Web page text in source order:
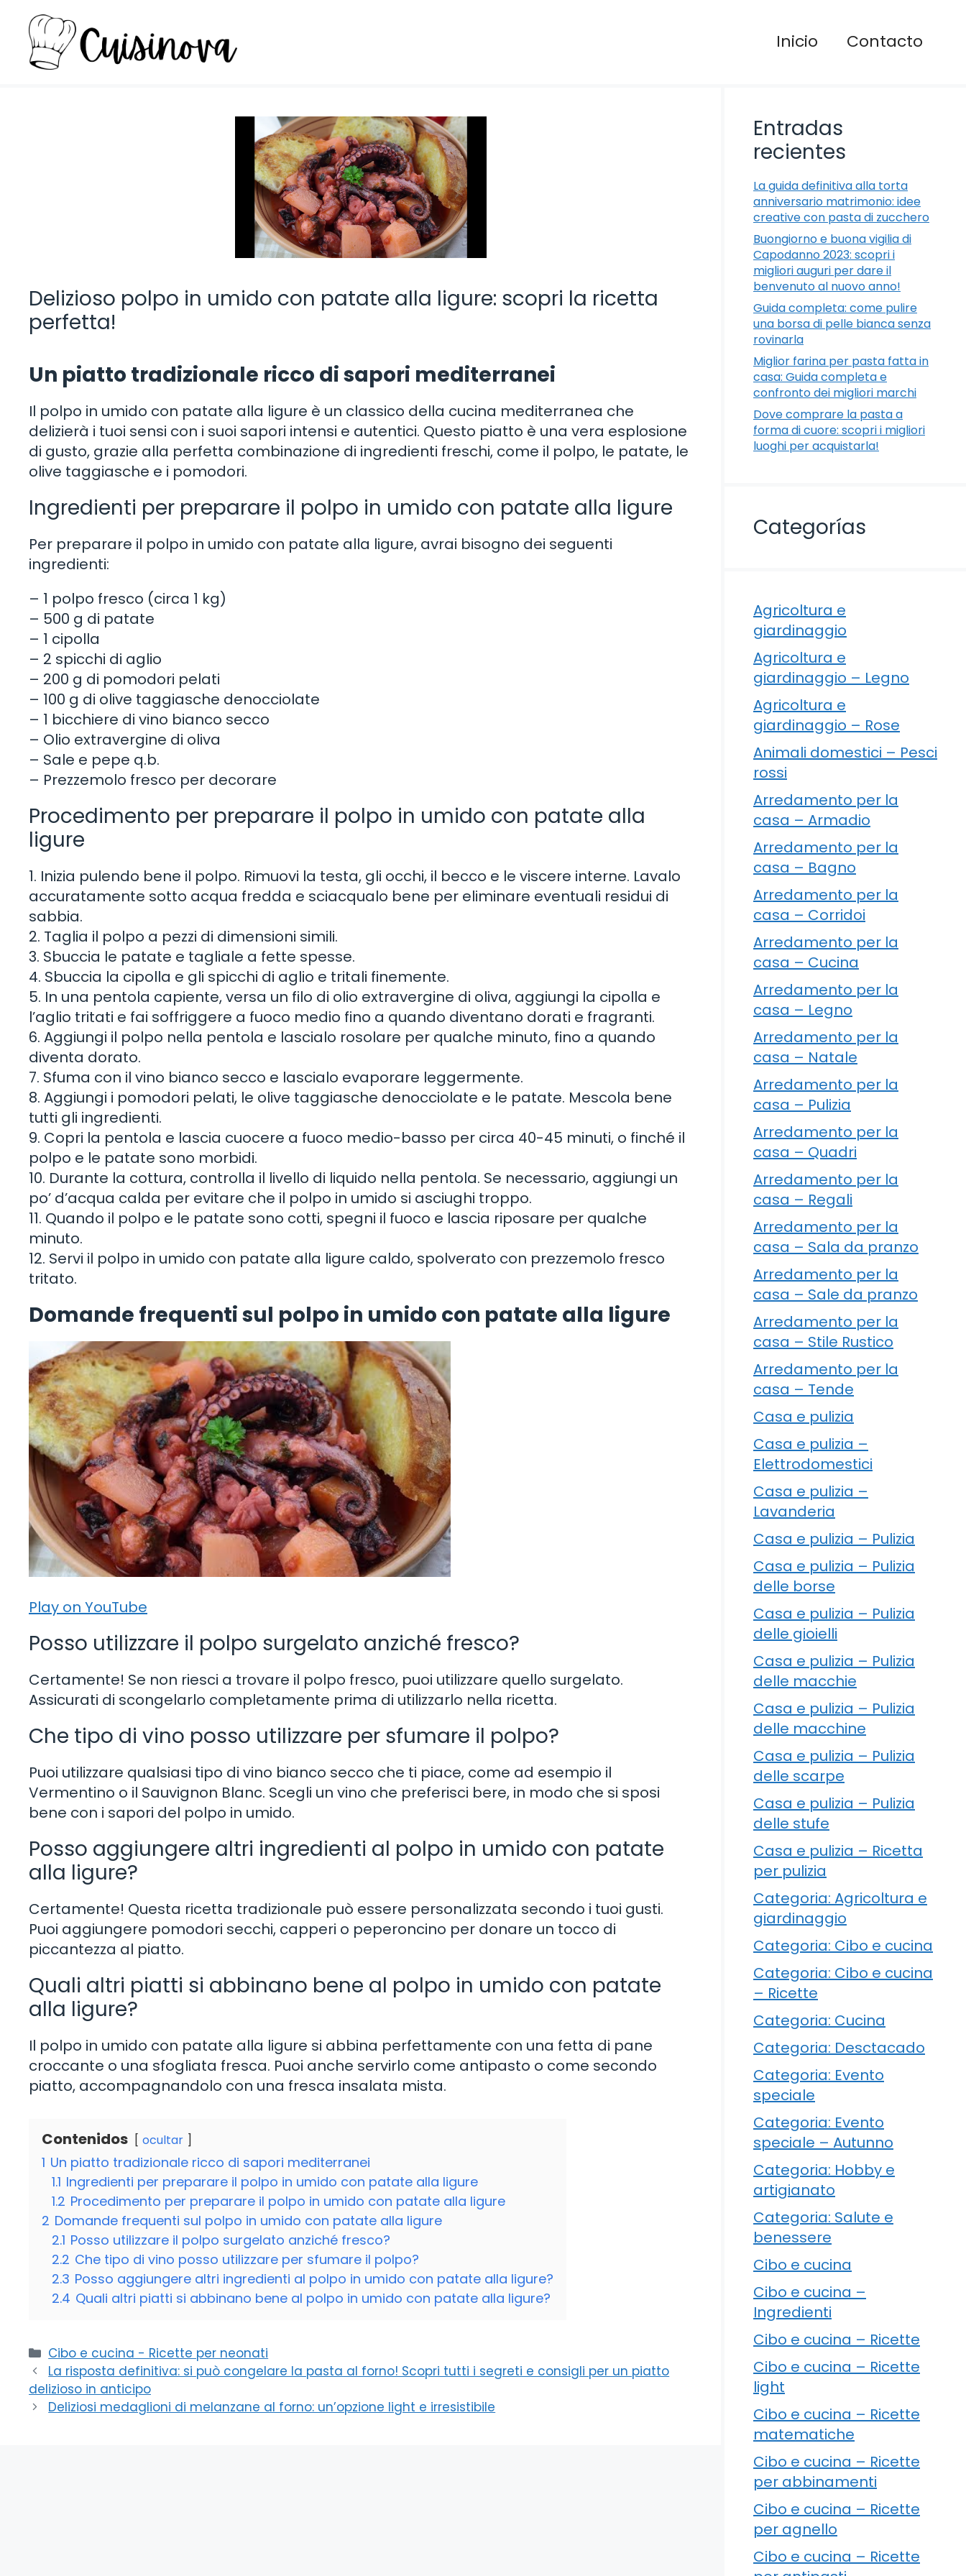
contenuto
Inicio Contacto
Delizioso polpo in umido con patate alla ligure: scopri la ricetta
perfetta!
Un piatto tradizionale ricco di sapori mediterranei
Il polpo in umido con patate alla ligure è un classico della cucina mediterranea che
delizierà i tuoi sensi con i suoi sapori intensi e autentici. Questo piatto è una vera esplosione
di gusto, grazie alla perfetta combinazione di ingredienti freschi, come il polpo, le patate, le
olive taggiasche e i pomodori.
Ingredienti per preparare il polpo in umido con patate alla ligure
Per preparare il polpo in umido con patate alla ligure, avrai bisogno dei seguenti
ingredienti:
– 1 polpo fresco (circa 1 kg)
– 500 g di patate
– 1 cipolla
– 2 spicchi di aglio
– 200 g di pomodori pelati
– 100 g di olive taggiasche denocciolate
– 1 bicchiere di vino bianco secco
– Olio extravergine di oliva
– Sale e pepe q.b.
– Prezzemolo fresco per decorare
Procedimento per preparare il polpo in umido con patate alla
ligure
1. Inizia pulendo bene il polpo. Rimuovi la testa, gli occhi, il becco e le viscere interne. Lavalo
accuratamente sotto acqua fredda e sciacqualo bene per eliminare eventuali residui di
sabbia.
2. Taglia il polpo a pezzi di dimensioni simili.
3. Sbuccia le patate e tagliale a fette spesse.
4. Sbuccia la cipolla e gli spicchi di aglio e tritali finemente.
5. In una pentola capiente, versa un filo di olio extravergine di oliva, aggiungi la cipolla e
l’aglio tritati e fai soffriggere a fuoco medio fino a quando diventano dorati e fragranti.
6. Aggiungi il polpo nella pentola e lascialo rosolare per qualche minuto, fino a quando
diventa dorato.
7. Sfuma con il vino bianco secco e lascialo evaporare leggermente.
8. Aggiungi i pomodori pelati, le olive taggiasche denocciolate e le patate. Mescola bene
tutti gli ingredienti.
9. Copri la pentola e lascia cuocere a fuoco medio-basso per circa 40-45 minuti, o finché il
polpo e le patate sono morbidi.
10. Durante la cottura, controlla il livello di liquido nella pentola. Se necessario, aggiungi un
po’ d’acqua calda per evitare che il polpo in umido si asciughi troppo.
11. Quando il polpo e le patate sono cotti, spegni il fuoco e lascia riposare per qualche
minuto.
12. Servi il polpo in umido con patate alla ligure caldo, spolverato con prezzemolo fresco
tritato.
Domande frequenti sul polpo in umido con patate alla ligure
Play on YouTube
Posso utilizzare il polpo surgelato anziché fresco?
Certamente! Se non riesci a trovare il polpo fresco, puoi utilizzare quello surgelato.
Assicurati di scongelarlo completamente prima di utilizzarlo nella ricetta.
Che tipo di vino posso utilizzare per sfumare il polpo?
Puoi utilizzare qualsiasi tipo di vino bianco secco che ti piace, come ad esempio il
Vermentino o il Sauvignon Blanc. Scegli un vino che preferisci bere, in modo che si sposi
bene con i sapori del polpo in umido.
Posso aggiungere altri ingredienti al polpo in umido con patate
alla ligure?
Certamente! Questa ricetta tradizionale può essere personalizzata secondo i tuoi gusti.
Puoi aggiungere pomodori secchi, capperi o peperoncino per donare un tocco di
piccantezza al piatto.
Quali altri piatti si abbinano bene al polpo in umido con patate
alla ligure?
Il polpo in umido con patate alla ligure si abbina perfettamente con una fetta di pane
croccante o una sfogliata fresca. Puoi anche servirlo come antipasto o come secondo
piatto, accompagnandolo con una fresca insalata mista.
Contenidos ocultar
1 Un piatto tradizionale ricco di sapori mediterranei
1.1 Ingredienti per preparare il polpo in umido con patate alla ligure
1.2 Procedimento per preparare il polpo in umido con patate alla ligure
2 Domande frequenti sul polpo in umido con patate alla ligure
2.1 Posso utilizzare il polpo surgelato anziché fresco?
2.2 Che tipo di vino posso utilizzare per sfumare il polpo?
2.3 Posso aggiungere altri ingredienti al polpo in umido con patate alla ligure?
2.4 Quali altri piatti si abbinano bene al polpo in umido con patate alla ligure?
Categorie
Cibo e cucina - Ricette per neonati
La risposta definitiva: si può congelare la pasta al forno! Scopri tutti i segreti e consigli per un piatto
delizioso in anticipo
Deliziosi medaglioni di melanzane al forno: un’opzione light e irresistibile
Entradas
recientes
La guida definitiva alla torta
anniversario matrimonio: idee
creative con pasta di zucchero
Buongiorno e buona vigilia di
Capodanno 2023: scopri i
migliori auguri per dare il
benvenuto al nuovo anno!
Guida completa: come pulire
una borsa di pelle bianca senza
rovinarla
Miglior farina per pasta fatta in
casa: Guida completa e
confronto dei migliori marchi
Dove comprare la pasta a
forma di cuore: scopri i migliori
luoghi per acquistarla!
Categorías
Agricoltura e
giardinaggio
Agricoltura e
giardinaggio – Legno
Agricoltura e
giardinaggio – Rose
Animali domestici – Pesci
rossi
Arredamento per la
casa – Armadio
Arredamento per la
casa – Bagno
Arredamento per la
casa – Corridoi
Arredamento per la
casa – Cucina
Arredamento per la
casa – Legno
Arredamento per la
casa – Natale
Arredamento per la
casa – Pulizia
Arredamento per la
casa – Quadri
Arredamento per la
casa – Regali
Arredamento per la
casa – Sala da pranzo
Arredamento per la
casa – Sale da pranzo
Arredamento per la
casa – Stile Rustico
Arredamento per la
casa – Tende
Casa e pulizia
Casa e pulizia –
Elettrodomestici
Casa e pulizia –
Lavanderia
Casa e pulizia – Pulizia
Casa e pulizia – Pulizia
delle borse
Casa e pulizia – Pulizia
delle gioielli
Casa e pulizia – Pulizia
delle macchie
Casa e pulizia – Pulizia
delle macchine
Casa e pulizia – Pulizia
delle scarpe
Casa e pulizia – Pulizia
delle stufe
Casa e pulizia – Ricetta
per pulizia
Categoria: Agricoltura e
giardinaggio
Categoria: Cibo e cucina
Categoria: Cibo e cucina
– Ricette
Categoria: Cucina
Categoria: Desctacado
Categoria: Evento
speciale
Categoria: Evento
speciale – Autunno
Categoria: Hobby e
artigianato
Categoria: Salute e
benessere
Cibo e cucina
Cibo e cucina –
Ingredienti
Cibo e cucina – Ricette
Cibo e cucina – Ricette
light
Cibo e cucina – Ricette
matematiche
Cibo e cucina – Ricette
per abbinamenti
Cibo e cucina – Ricette
per agnello
Cibo e cucina – Ricette